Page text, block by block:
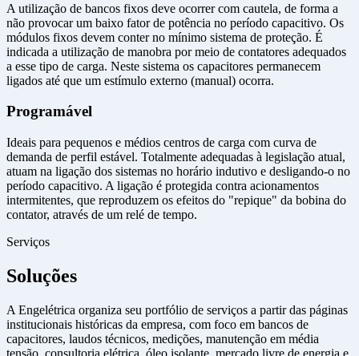
A utilização de bancos fixos deve ocorrer com cautela, de forma a
não provocar um baixo fator de potência no período capacitivo. Os
módulos fixos devem conter no mínimo sistema de proteção. É
indicada a utilização de manobra por meio de contatores adequados
a esse tipo de carga. Neste sistema os capacitores permanecem
ligados até que um estímulo externo (manual) ocorra.
Programável
Ideais para pequenos e médios centros de carga com curva de
demanda de perfil estável. Totalmente adequadas à legislação atual,
atuam na ligação dos sistemas no horário indutivo e desligando-o no
período capacitivo. A ligação é protegida contra acionamentos
intermitentes, que reproduzem os efeitos do "repique" da bobina do
contator, através de um relé de tempo.
Serviços
Soluções
A Engelétrica organiza seu portfólio de serviços a partir das páginas
institucionais históricas da empresa, com foco em bancos de
capacitores, laudos técnicos, medições, manutenção em média
tensão, consultoria elétrica, óleo isolante, mercado livre de energia e